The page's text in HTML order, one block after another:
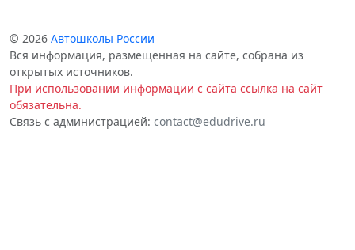
© 2026 Автошколы России
Вся информация, размещенная на сайте, собрана из
открытых источников.
При использовании информации с сайта ссылка на сайт
обязательна.
Связь с администрацией: contact@edudrive.ru